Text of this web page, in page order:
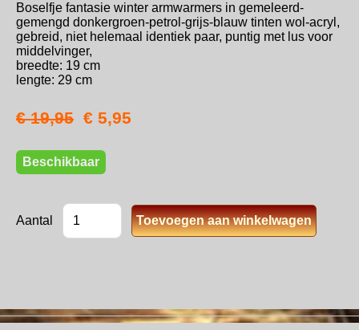
Boselfje fantasie winter armwarmers in gemeleerd-
gemengd donkergroen-petrol-grijs-blauw tinten wol-acryl,
gebreid, niet helemaal identiek paar, puntig met lus voor
middelvinger,
breedte: 19 cm
lengte: 29 cm
€ 19,95 € 5,95
Beschikbaar
Aantal